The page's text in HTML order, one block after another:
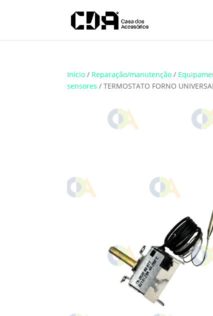
Translate
Início / Reparação/manutenção /
sensores / TERMOSTATO FORNO